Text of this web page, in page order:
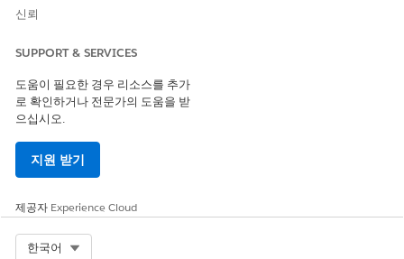
신뢰
SUPPORT & SERVICES
도움이 필요한 경우 리소스를 추가
로 확인하거나 전문가의 도움을 받
으십시오.
지원 받기
제공자 Experience Cloud
한국어